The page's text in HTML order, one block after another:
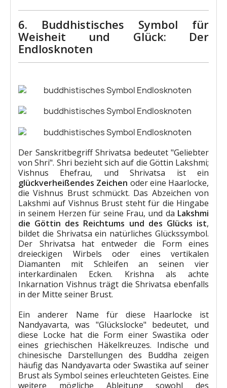
6. Buddhistisches Symbol für
Weisheit und Glück: Der
Endlosknoten
Der Sanskritbegriff Shrivatsa bedeutet "Geliebter
von Shri". Shri bezieht sich auf die Göttin Lakshmi;
Vishnus Ehefrau, und Shrivatsa ist ein
glückverheißendes Zeichen oder eine Haarlocke,
die Vishnus Brust schmückt. Das Abzeichen von
Lakshmi auf Vishnus Brust steht für die Hingabe
in seinem Herzen für seine Frau, und da Lakshmi
die Göttin des Reichtums und des Glücks ist,
bildet die Shrivatsa ein natürliches Glückssymbol.
Der Shrivatsa hat entweder die Form eines
dreieckigen Wirbels oder eines vertikalen
Diamanten mit Schleifen an seinen vier
interkardinalen Ecken. Krishna als achte
Inkarnation Vishnus trägt die Shrivatsa ebenfalls
in der Mitte seiner Brust.
Ein anderer Name für diese Haarlocke ist
Nandyavarta, was "Glückslocke" bedeutet, und
diese Locke hat die Form einer Swastika oder
eines griechischen Häkelkreuzes. Indische und
chinesische Darstellungen des Buddha zeigen
häufig das Nandyavarta oder Swastika auf seiner
Brust als Symbol seines erleuchteten Geistes. Eine
weitere mögliche Ableitung sowohl des